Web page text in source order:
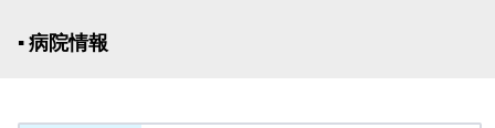
▪︎ 病院情報